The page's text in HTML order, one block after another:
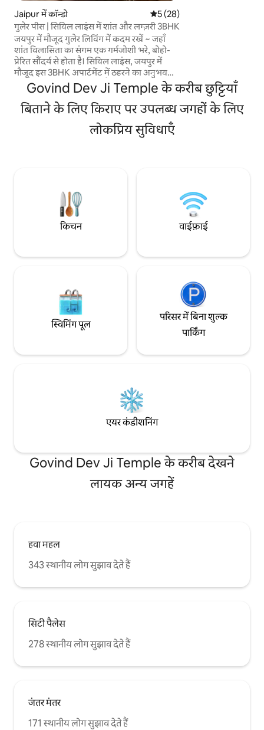
Jaipur में कॉन्डो औसत रेटिंग 5 में से 5, 28 समीक्षाएँ
5 (28)
गुलेर पीस | सिविल लाइंस में शांत और लग्ज़री 3BHK
जयपुर में मौजूद गुलेर लिविंग में कदम रखें ~ जहाँ
शांत विलासिता का संगम एक गर्मजोशी भरे, बोहो-
प्रेरित सौंदर्य से होता है। सिविल लाइंस, जयपुर में
मौजूद इस 3BHK अपार्टमेंट में ठहरने का अनुभव
शांत और डिज़ाइन-आधारित है। यहाँ साइट पर
देखभालकर्ता मौजूद रहता है और रोज़ाना नाश्ता दिया
जाता है। Peace & Calm एक सोच-समझकर तैयार
किया गया निवास है, जिसे आपको सब्र से काम लेने के
लिए डिज़ाइन किया गया है। मृदु अर्थी टोन, प्राकृतिक
टेक्सचर और धूप से रोशन, हवादार जगहें मिलकर
Govind Dev Ji Temple के करीब छुट्टियाँ
बिताने के लिए किराए पर उपलब्ध जगहों के लिए
लोकप्रिय सुविधाएँ
किचन वाईफ़ाई
स्विमिंग पूल
परिसर में बिना शुल्क
पार्किंग
एयर कंडीशनिंग
Govind Dev Ji Temple के करीब देखने
लायक अन्य जगहें
हवा महल
343 स्थानीय लोग सुझाव देते हैं
सिटी पैलेस
278 स्थानीय लोग सुझाव देते हैं
जंतर मंतर
171 स्थानीय लोग सुझाव देते हैं